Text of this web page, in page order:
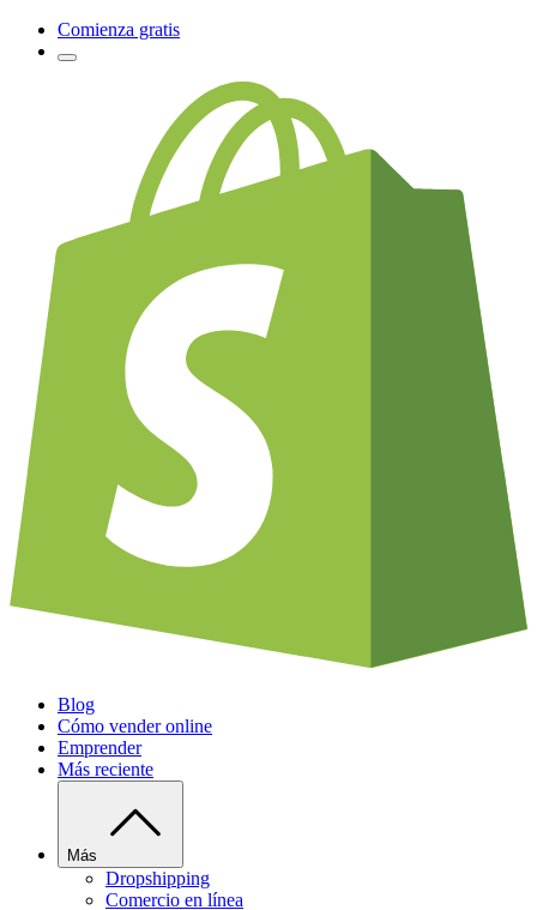
Comienza gratis
Blog
Cómo vender online
Emprender
Más reciente
Más
Dropshipping
Comercio en línea